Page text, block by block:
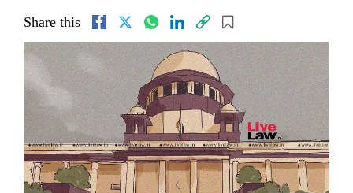
Share this